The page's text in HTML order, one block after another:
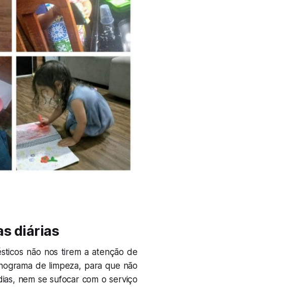
diárias
não nos tirem a atenção de
de limpeza, para que não
nem se sufocar com o serviço